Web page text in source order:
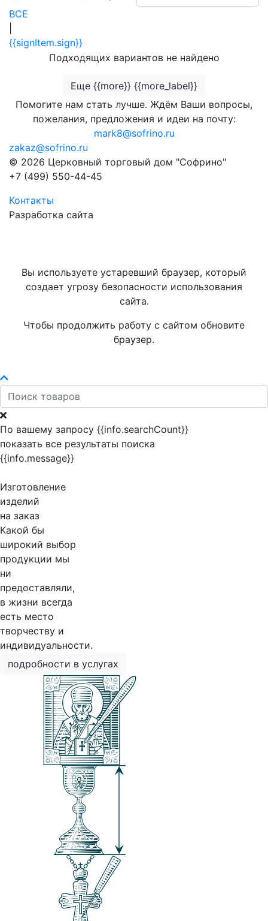
ВСЕ
{{signItem.sign}}
Подходящих вариантов не найдено
Еще {{more}} {{more_label}}
Помогите нам стать лучше. Ждём Ваши вопросы,
пожелания, предложения и идеи на почту:
mark8@sofrino.ru
zakaz@sofrino.ru
© 2026 Церковный торговый дом "Софрино"
+7 (499) 550-44-45
Контакты
Разработка сайта
Вы используете устаревший браузер, который
создает угрозу безопасности использования
сайта.
Чтобы продолжить работу с сайтом обновите
браузер.
По вашему запросу {{info.searchCount}}
показать все результаты поиска
{{info.message}}
Изготовление
изделий
на заказ
Какой бы
широкий выбор
продукции мы
ни
предоставляли,
в жизни всегда
есть место
творчеству и
индивидуальности.
подробности в услугах